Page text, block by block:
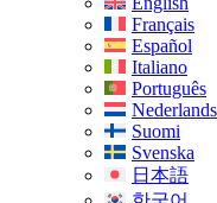
Français
Español
Italiano
Português
Nederlands
Suomi
Svenska
日本語